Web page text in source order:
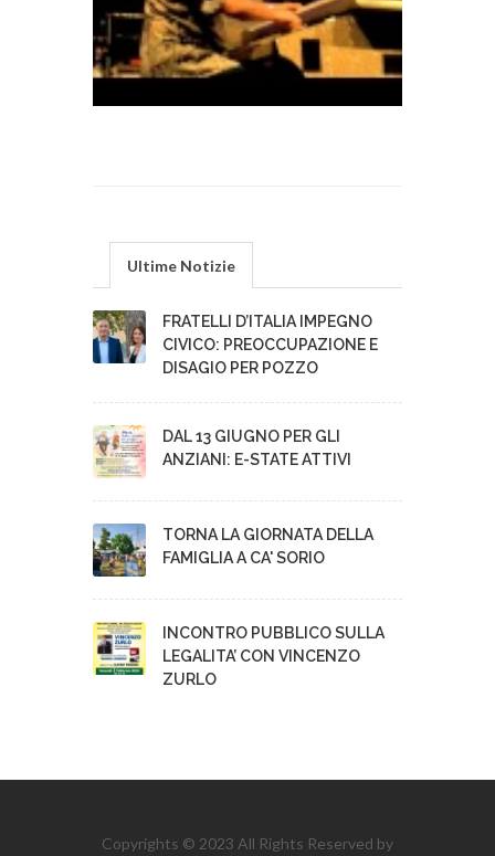
Ultime Notizie
FRATELLI D’ITALIA IMPEGNO
CIVICO: PREOCCUPAZIONE E
DISAGIO PER POZZO
DAL 13 GIUGNO PER GLI
ANZIANI: E-STATE ATTIVI
TORNA LA GIORNATA DELLA
FAMIGLIA A CA' SORIO
INCONTRO PUBBLICO SULLA
LEGALITA’ CON VINCENZO
ZURLO
Copyrights © 2023 All Rights Reserved by